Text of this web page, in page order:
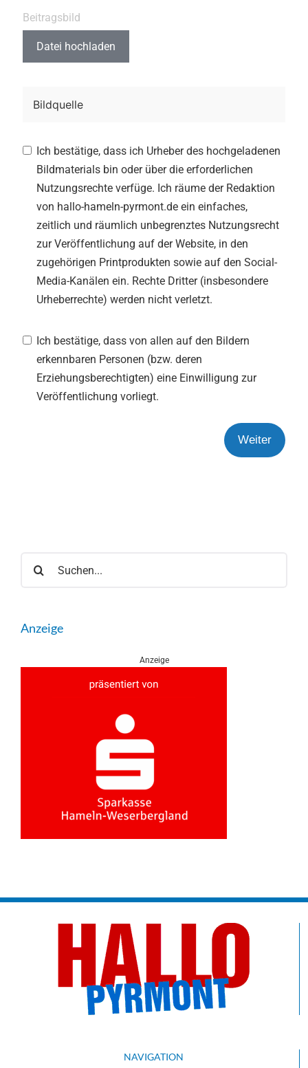
Beitragsbild
Datei hochladen
Ich bestätige, dass ich Urheber des hochgeladenen
Bildmaterials bin oder über die erforderlichen
Nutzungsrechte verfüge. Ich räume der Redaktion
von hallo-hameln-pyrmont.de ein einfaches,
zeitlich und räumlich unbegrenztes Nutzungsrecht
zur Veröffentlichung auf der Website, in den
zugehörigen Printprodukten sowie auf den Social-
Media-Kanälen ein. Rechte Dritter (insbesondere
Urheberrechte) werden nicht verletzt.
Ich bestätige, dass von allen auf den Bildern
erkennbaren Personen (bzw. deren
Erziehungsberechtigten) eine Einwilligung zur
Veröffentlichung vorliegt.
Weiter
nach:
Anzeige
Anzeige
NAVIGATION